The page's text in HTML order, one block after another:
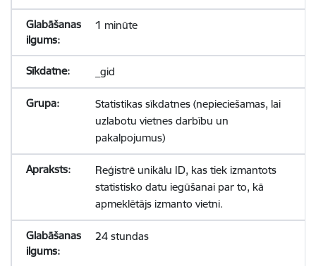
1 minūte
_gid
Statistikas sīkdatnes (nepieciešamas, lai
uzlabotu vietnes darbību un
pakalpojumus)
Reģistrē unikālu ID, kas tiek izmantots
statistisko datu iegūšanai par to, kā
apmeklētājs izmanto vietni.
24 stundas